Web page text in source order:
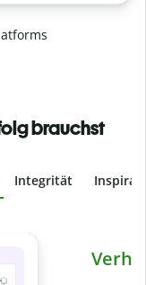
brauchst
Integrität
Plagiat